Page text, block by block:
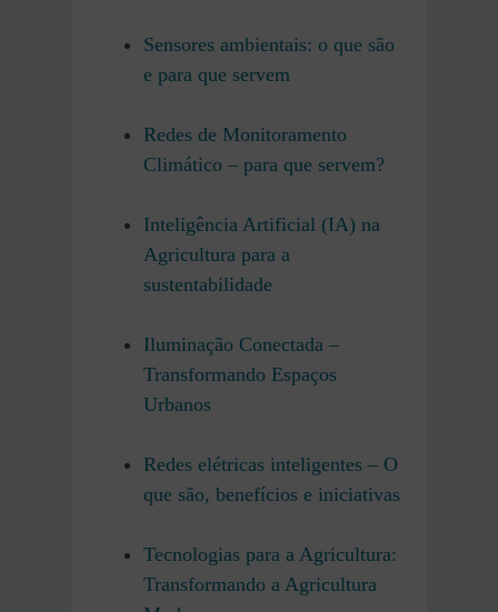
Sensores ambientais: o que são
e para que servem
Redes de Monitoramento
Climático – para que servem?
Inteligência Artificial (IA) na
Agricultura para a
sustentabilidade
Iluminação Conectada –
Transformando Espaços
Urbanos
Redes elétricas inteligentes – O
que são, benefícios e iniciativas
Tecnologias para a Agricultura:
Transformando a Agricultura